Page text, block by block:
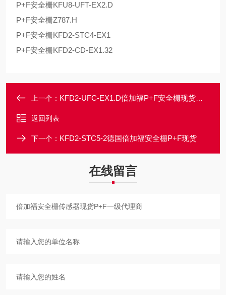
P+F安全栅KFU8-UFT-EX2.D
P+F安全栅Z787.H
P+F安全栅KFD2-STC4-EX1
P+F安全栅KFD2-CD-EX1.32
上一个： KFD2-UFC-EX1.D倍加福P+F安全栅现货一级代理好价格
返回列表
下一个： KFD2-STC5-2德国倍加福安全栅P+F现货
在线留言